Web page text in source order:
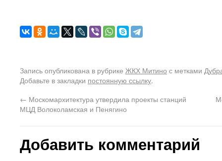
Запись опубликована в рубрике ЖКХ Митино с метками
Добавьте в закладки постоянную ссылку.
← Москомархитектура утвердила проекты станций
МЦД Волоколамская и Пенягино
Добавить комментарий